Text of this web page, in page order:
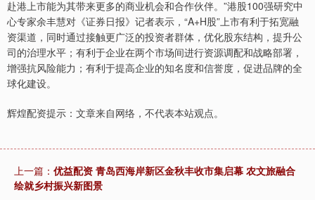
赴港上市能为其带来更多的商业机会和合作伙伴。”港股100强研究中
心专家余丰慧对《证券日报》记者表示，“A+H股”上市有利于拓宽融
资渠道，同时通过接触更广泛的投资者群体，优化股东结构，提升公
司的治理水平；有利于企业在两个市场间进行资源调配和战略部署，
增强抗风险能力；有利于提高企业的知名度和信誉度，促进品牌的全
球化建设。
辉煌配资提示：文章来自网络，不代表本站观点。
上一篇： 优益配资 青岛西海岸新区金秋丰收市集启幕 农文旅融合
绘就乡村振兴新图景